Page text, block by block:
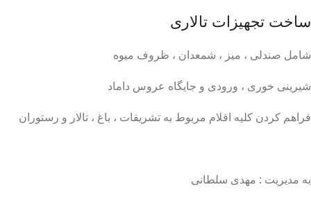
ساخت تجهیزات تالاری
شامل صندلی ، میز ، شمعدان ، ظروف میوه
شیرینی خوری ، ورودی و جایگاه عروس داماد
فراهم کردن کلیه اقلام مربوط به تشریفات ، باغ ، تالار و رستوران
به مدیریت : مهدی سلطانی